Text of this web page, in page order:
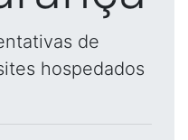
de
hospedados